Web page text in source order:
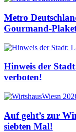
Metro
Gourmand-
Hinweis der
verboten!
Auf geht’s zur
siebten Mal!